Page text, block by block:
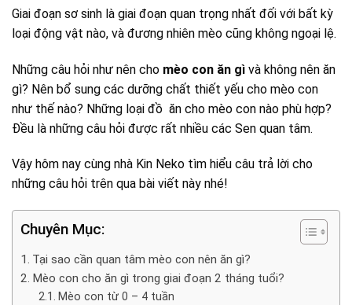
Giai đoạn sơ sinh là giai đoạn quan trọng nhất đối với bất kỳ
loại động vật nào, và đương nhiên mèo cũng không ngoại lệ.
Những câu hỏi như nên cho mèo con ăn gì và không nên ăn
gì? Nên bổ sung các dưỡng chất thiết yếu cho mèo con
như thế nào? Những loại đồ ăn cho mèo con nào phù hợp?
Đều là những câu hỏi được rất nhiều các Sen quan tâm.
Vậy hôm nay cùng nhà Kin Neko tìm hiểu câu trả lời cho
những câu hỏi trên qua bài viết này nhé!
Chuyên Mục:
Tại sao cần quan tâm mèo con nên ăn gì?
Mèo con cho ăn gì trong giai đoạn 2 tháng tuổi?
Mèo con từ 0 – 4 tuần